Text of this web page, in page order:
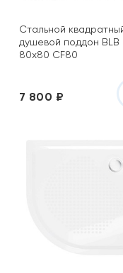
Стальной
душевой поддон BLB
80х80 CF80
7 800 ₽